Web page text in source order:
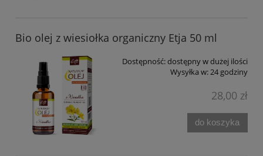
Bio olej z wiesiołka organiczny Etja 50 ml
Dostępność:dostępny w dużej ilości
Wysyłka w:24 godziny
28,00 zł
do koszyka